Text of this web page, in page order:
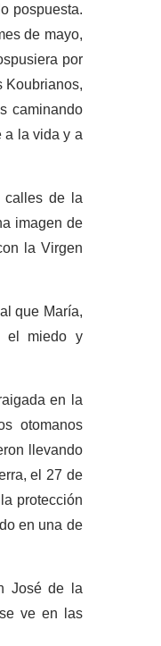
pospuesta.
de mayo,
por
caminando
la vida y a
de la
imagen de
la Virgen
que María,
el miedo y
en la
otomanos
llevando
el 27 de
protección
en una de
José de la
ve en las